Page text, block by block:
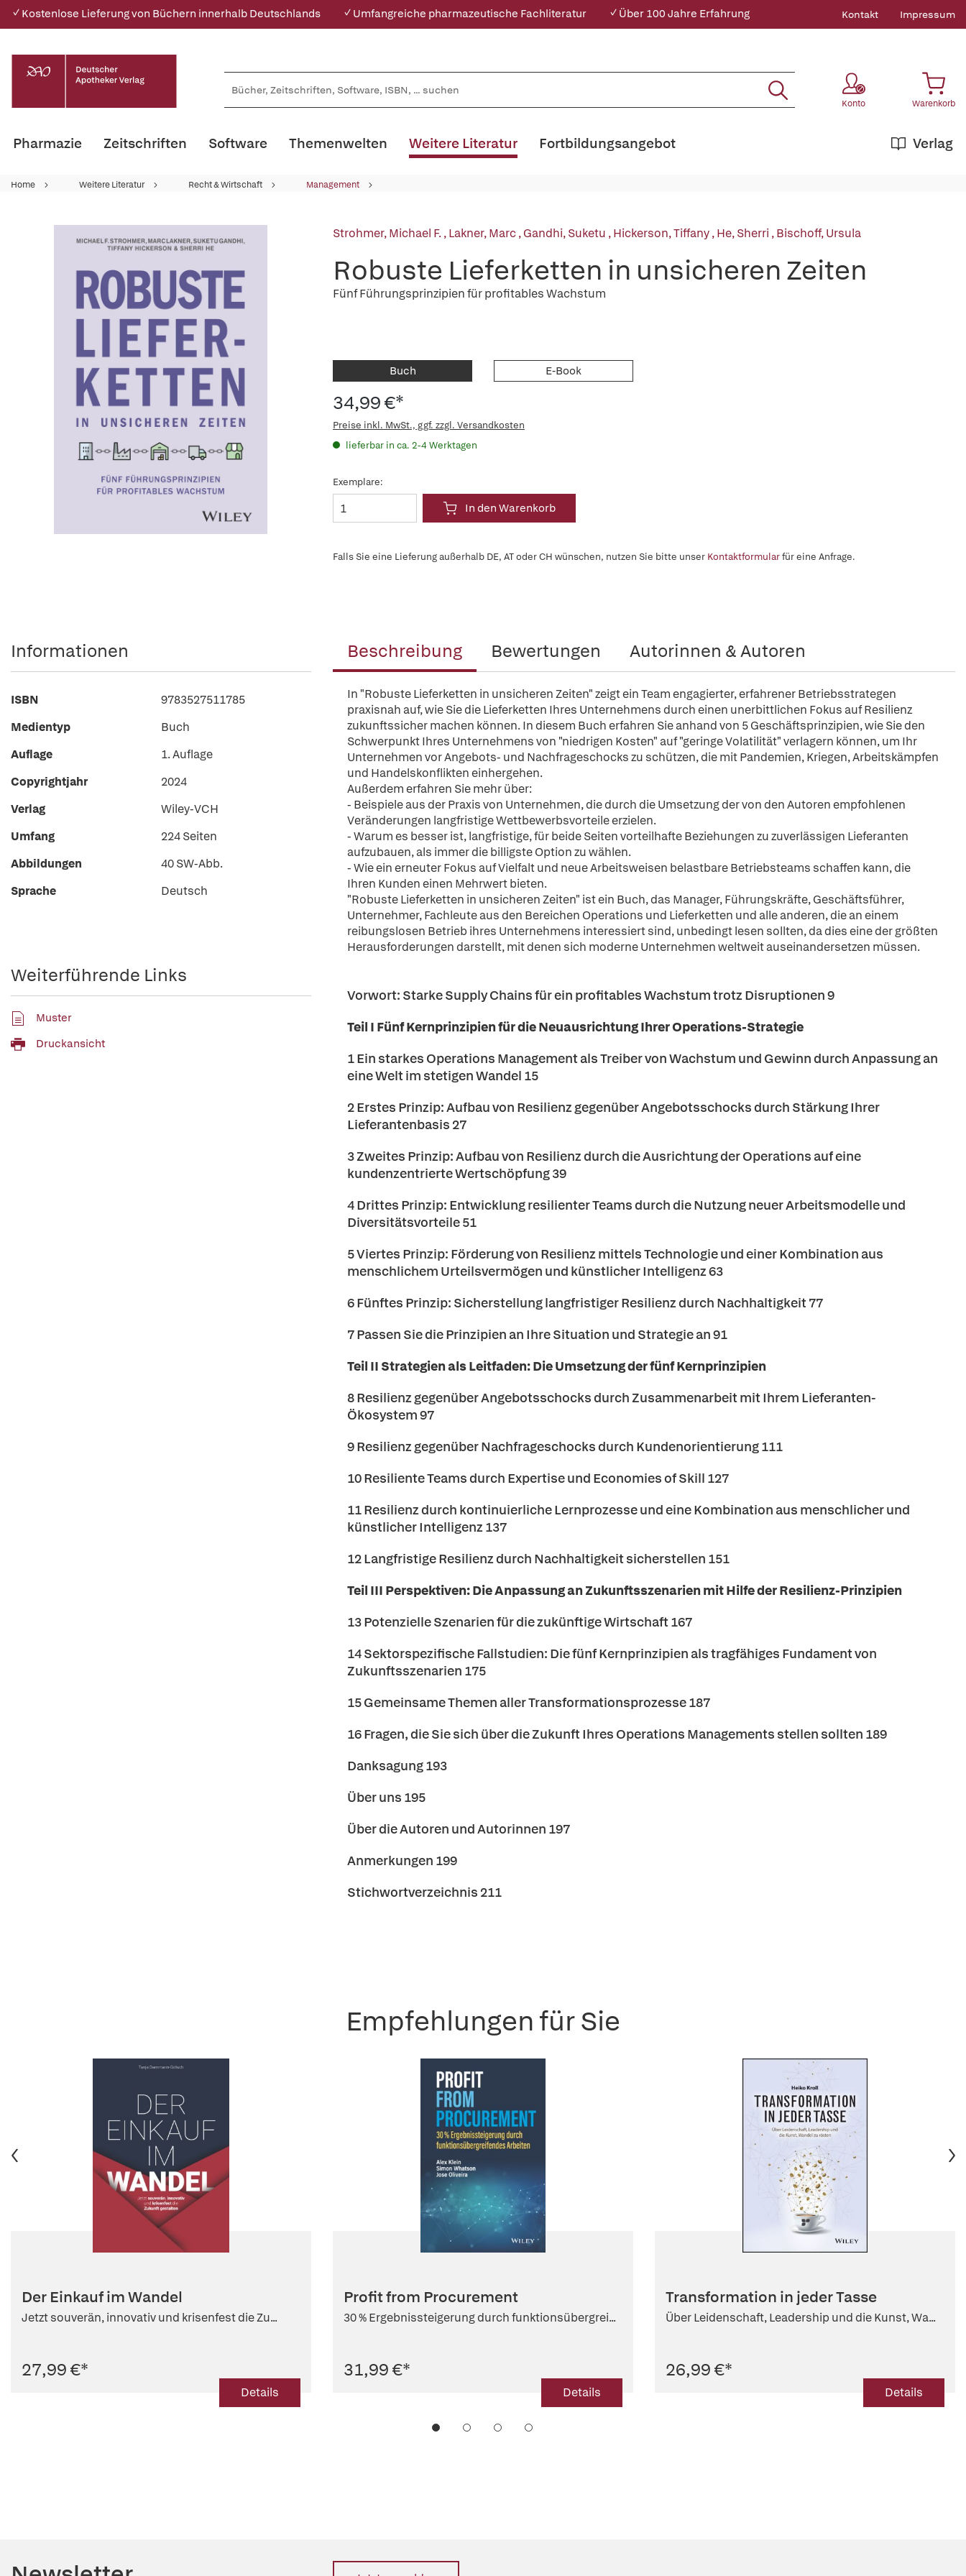
✓ Kostenlose Lieferung von Büchern innerhalb Deutschlands ✓ Umfangreiche pharmazeutische Fachliteratur ✓ Über 100 Jahre Erfahrung Kontakt Impressum
Konto Warenkorb
Pharmazie Zeitschriften Software Themenwelten Weitere Literatur Verlag
Fortbildungsangebot
Home Weitere Literatur Recht & Wirtschaft Management
Strohmer, Michael F.,Lakner, Marc,Gandhi, Suketu ,Hickerson, Tiffany,He, Sherri,Bischoff, Ursula
Robuste Lieferketten in unsicheren Zeiten
Fünf Führungsprinzipien für profitables Wachstum
Buch E-Book
34,99 €*
Preise inkl. MwSt., ggf. zzgl. Versandkosten
lieferbar in ca. 2-4 Werktagen
Exemplare:
In den Warenkorb
Falls Sie eine Lieferung außerhalb DE, AT oder CH wünschen, nutzen Sie bitte unser Kontaktformularfür eine Anfrage.
Beschreibung Bewertungen Autorinnen & Autoren
In "Robuste Lieferketten in unsicheren Zeiten" zeigt ein Team engagierter, erfahrener Betriebsstrategen
praxisnah auf, wie Sie die Lieferketten Ihres Unternehmens durch einen unerbittlichen Fokus auf Resilienz
zukunftssicher machen können. In diesem Buch erfahren Sie anhand von 5 Geschäftsprinzipien, wie Sie den
Schwerpunkt Ihres Unternehmens von "niedrigen Kosten" auf "geringe Volatilität" verlagern können, um Ihr
Unternehmen vor Angebots- und Nachfrageschocks zu schützen, die mit Pandemien, Kriegen, Arbeitskämpfen
und Handelskonflikten einhergehen.
Außerdem erfahren Sie mehr über:
- Beispiele aus der Praxis von Unternehmen, die durch die Umsetzung der von den Autoren empfohlenen
Veränderungen langfristige Wettbewerbsvorteile erzielen.
- Warum es besser ist, langfristige, für beide Seiten vorteilhafte Beziehungen zu zuverlässigen Lieferanten
aufzubauen, als immer die billigste Option zu wählen.
- Wie ein erneuter Fokus auf Vielfalt und neue Arbeitsweisen belastbare Betriebsteams schaffen kann, die
Ihren Kunden einen Mehrwert bieten.
"Robuste Lieferketten in unsicheren Zeiten" ist ein Buch, das Manager, Führungskräfte, Geschäftsführer,
Unternehmer, Fachleute aus den Bereichen Operations und Lieferketten und alle anderen, die an einem
reibungslosen Betrieb ihres Unternehmens interessiert sind, unbedingt lesen sollten, da dies eine der größten
Herausforderungen darstellt, mit denen sich moderne Unternehmen weltweit auseinandersetzen müssen.
Vorwort: Starke Supply Chains für ein profitables Wachstum trotz Disruptionen 9
Teil I Fünf Kernprinzipien für die Neuausrichtung Ihrer Operations-Strategie
1 Ein starkes Operations Management als Treiber von Wachstum und Gewinn durch Anpassung an
eine Welt im stetigen Wandel 15
2 Erstes Prinzip: Aufbau von Resilienz gegenüber Angebotsschocks durch Stärkung Ihrer
Lieferantenbasis 27
3 Zweites Prinzip: Aufbau von Resilienz durch die Ausrichtung der Operations auf eine
kundenzentrierte Wertschöpfung 39
4 Drittes Prinzip: Entwicklung resilienter Teams durch die Nutzung neuer Arbeitsmodelle und
Diversitätsvorteile 51
5 Viertes Prinzip: Förderung von Resilienz mittels Technologie und einer Kombination aus
menschlichem Urteilsvermögen und künstlicher Intelligenz 63
6 Fünftes Prinzip: Sicherstellung langfristiger Resilienz durch Nachhaltigkeit 77
7 Passen Sie die Prinzipien an Ihre Situation und Strategie an 91
Teil II Strategien als Leitfaden: Die Umsetzung der fünf Kernprinzipien
8 Resilienz gegenüber Angebotsschocks durch Zusammenarbeit mit Ihrem Lieferanten-
Ökosystem 97
9 Resilienz gegenüber Nachfrageschocks durch Kundenorientierung 111
10 Resiliente Teams durch Expertise und Economies of Skill 127
11 Resilienz durch kontinuierliche Lernprozesse und eine Kombination aus menschlicher und
künstlicher Intelligenz 137
12 Langfristige Resilienz durch Nachhaltigkeit sicherstellen 151
Teil III Perspektiven: Die Anpassung an Zukunftsszenarien mit Hilfe der Resilienz-Prinzipien
13 Potenzielle Szenarien für die zukünftige Wirtschaft 167
14 Sektorspezifische Fallstudien: Die fünf Kernprinzipien als tragfähiges Fundament von
Zukunftsszenarien 175
15 Gemeinsame Themen aller Transformationsprozesse 187
16 Fragen, die Sie sich über die Zukunft Ihres Operations Managements stellen sollten 189
Danksagung 193
Über uns 195
Über die Autoren und Autorinnen 197
Anmerkungen 199
Stichwortverzeichnis 211
Informationen
ISBN
9783527511785
Medientyp
Buch
Auflage
1. Auflage
Copyrightjahr
2024
Verlag
Wiley-VCH
Umfang
224 Seiten
Abbildungen
40 SW-Abb.
Sprache
Deutsch
Weiterführende Links
Muster
Druckansicht
Empfehlungen für Sie
Der Einkauf im Wandel
Jetzt souverän, innovativ und krisenfest die Zu...
27,99 €*
Details
Profit from Procurement
30 % Ergebnissteigerung durch funktionsübergrei...
31,99 €*
Details
Transformation in jeder Tasse
Über Leidenschaft, Leadership und die Kunst, Wa...
26,99 €*
Details